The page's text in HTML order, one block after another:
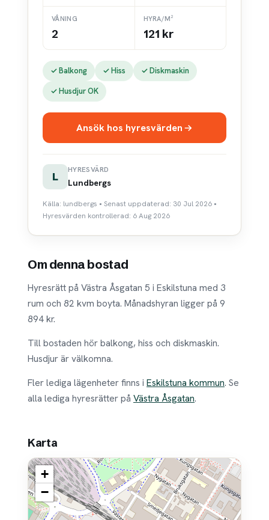
VÅNING
2
HYRA/M²
121 kr
✓ Balkong ✓ Hiss
✓ Diskmaskin
✓ Husdjur OK
Ansök hos hyresvärden
L
HYRESVÄRD
Lundbergs
Källa: lundbergs • Senast uppdaterad: 30 Jul 2026 •
Hyresvärden kontrollerad: 6 Aug 2026
Om denna bostad
Hyresrätt på Västra Åsgatan 5 i Eskilstuna med 3
rum och 82 kvm boyta. Månadshyran ligger på 9
894 kr.
Till bostaden hör balkong, hiss och diskmaskin.
Husdjur är välkomna.
Fler lediga lägenheter finns i Eskilstuna kommun. Se
alla lediga hyresrätter på Västra Åsgatan.
Karta
+
−